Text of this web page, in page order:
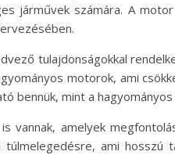
járművek számára. A
tulajdonságokkal
motorok, ami
bennük, mint a
vannak, amelyek
ami hosszú